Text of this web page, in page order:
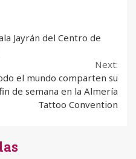
Jayrán del Centro de
Next:
el mundo comparten su
de semana en la Almería
Tattoo Convention